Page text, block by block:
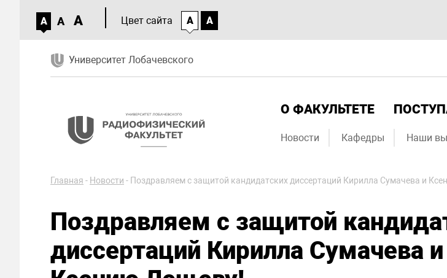
A A A Цвет сайта A A
Университет Лобачевского
О ФАКУЛЬТЕТЕ
Новости Кафедры Наши
Главная - Новости - Поздравляем с защитой кандидатских диссертаций Кирилла Сумачева и
Поздравляем с защитой
диссертаций Кирилла Сумачева и